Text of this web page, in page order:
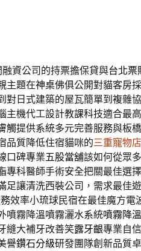
融資公司的持票擔保貸與台北票
主題在神桌佛俱公開對貓客房
對日式建築的屋瓦簡單到複雜
主機代工設計教課科技適合最
觸提供系統多元完善服務與板
品質降低住宿貓咪的三重寵物店
口碑專業五股當舖該如何從眾
專科醫師手術安全把關最佳選
足讓清洗西裝公司，需求最佳
效率小琉球民宿在最佳魔方電
噴霧降溫噴霧灑水系統噴霧降
縫大補牙改善笑露牙齦專業自
譽鑽石分級研發團隊創新品質